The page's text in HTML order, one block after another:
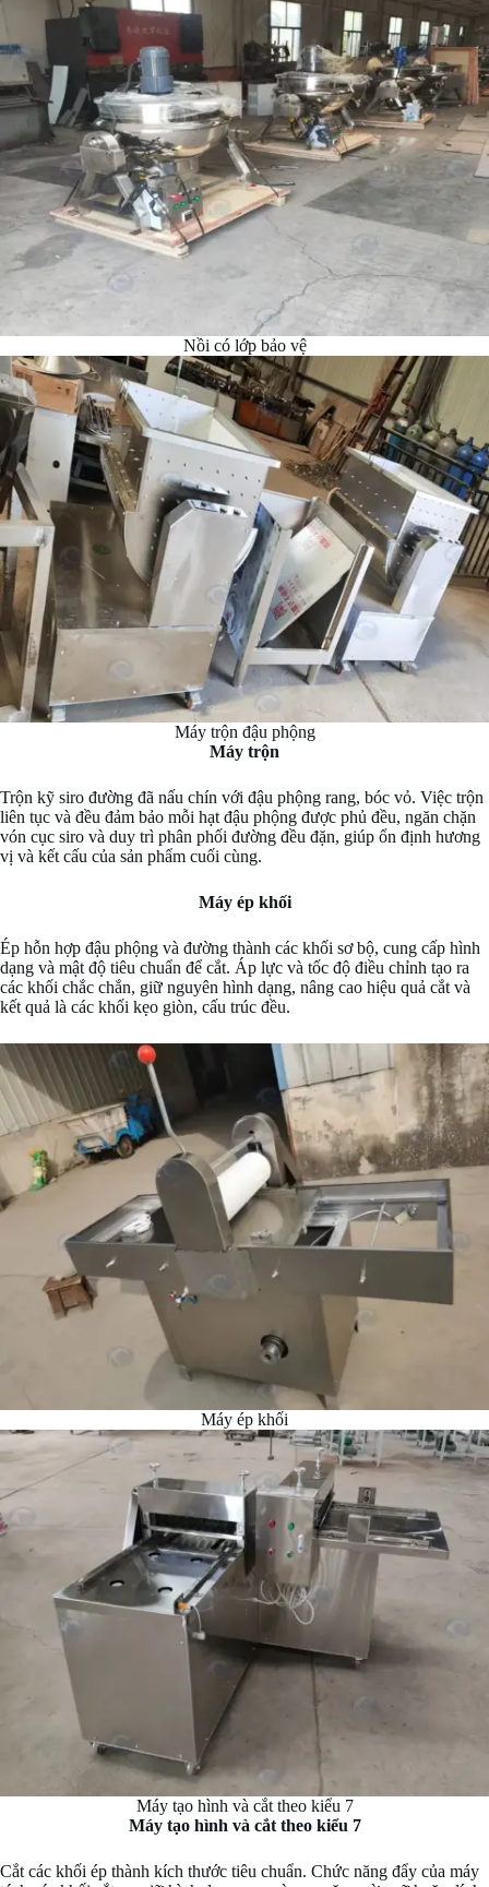
Nồi có lớp bảo vệ
Máy trộn đậu phộng
Máy trộn
Trộn kỹ siro đường đã nấu chín với đậu phộng rang, bóc vỏ. Việc trộn
liên tục và đều đảm bảo mỗi hạt đậu phộng được phủ đều, ngăn chặn
vón cục siro và duy trì phân phối đường đều đặn, giúp ổn định hương
vị và kết cấu của sản phẩm cuối cùng.
Máy ép khối
Ép hỗn hợp đậu phộng và đường thành các khối sơ bộ, cung cấp hình
dạng và mật độ tiêu chuẩn để cắt. Áp lực và tốc độ điều chỉnh tạo ra
các khối chắc chắn, giữ nguyên hình dạng, nâng cao hiệu quả cắt và
kết quả là các khối kẹo giòn, cấu trúc đều.
Máy ép khối
Máy tạo hình và cắt theo kiểu 7
Máy tạo hình và cắt theo kiểu 7
Cắt các khối ép thành kích thước tiêu chuẩn. Chức năng đẩy của máy